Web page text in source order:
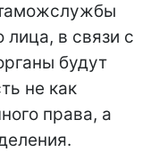
лица, в связи с
будут
не как
права, а